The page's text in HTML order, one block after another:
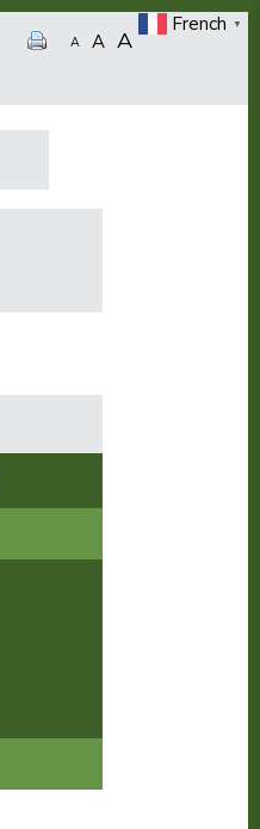
A A A
French ▼